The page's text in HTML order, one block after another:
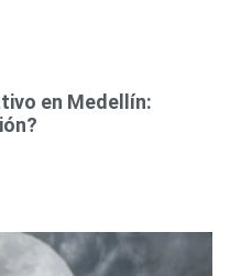
en Medellín: